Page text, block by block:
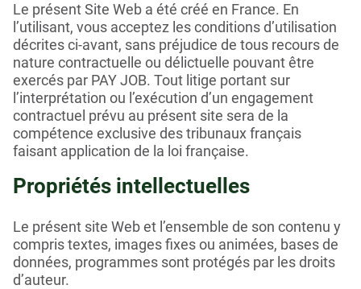
Le présent Site Web a été créé en France. En
l’utilisant, vous acceptez les conditions d’utilisation
décrites ci-avant, sans préjudice de tous recours de
nature contractuelle ou délictuelle pouvant être
exercés par PAY JOB. Tout litige portant sur
l’interprétation ou l’exécution d’un engagement
contractuel prévu au présent site sera de la
compétence exclusive des tribunaux français
faisant application de la loi française.
Propriétés intellectuelles
Le présent site Web et l’ensemble de son contenu y
compris textes, images fixes ou animées, bases de
données, programmes sont protégés par les droits
d’auteur.